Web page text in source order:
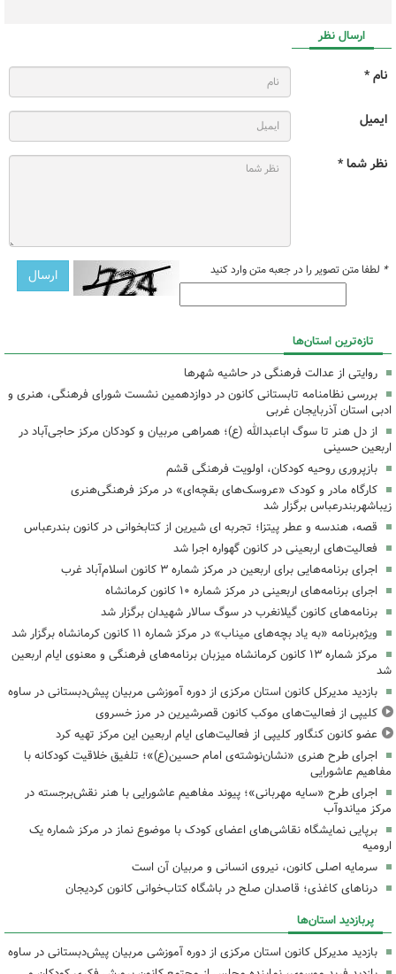
ارسال نظر
نام *
ایمیل
نظر شما *
* لطفا متن تصویر را در جعبه متن وارد کنید
تازه‌ترین استان‌ها
روایتی از عدالت فرهنگی در حاشیه شهرها
بررسی نظامنامه تابستانی کانون در دوازدهمین نشست شورای فرهنگی، هنری و
ادبی استان آذربایجان غربی
از دل هنر تا سوگ اباعبدالله (ع)؛ همراهی مربیان و کودکان مرکز حاجی‌آباد در
اربعین حسینی
بازپروری روحیه کودکان، اولویت فرهنگی قشم
کارگاه مادر و کودک «عروسک‌های بقچه‌ای» در مرکز فرهنگی‌هنری
زیباشهربندرعباس برگزار شد
قصه، هندسه و عطر پیتزا؛ تجربه ای شیرین از کتابخوانی در کانون بندرعباس
فعالیت‌های اربعینی در کانون گهواره اجرا شد
اجرای برنامه‌هایی برای اربعین در مرکز شماره ۳ کانون اسلام‌آباد غرب
اجرای برنامه‌های اربعینی در مرکز شماره ۱۰ کانون کرمانشاه
برنامه‌های کانون گیلانغرب در سوگ سالار شهیدان برگزار شد
ویژه‌برنامه «به یاد بچه‌های میناب» در مرکز شماره ۱۱ کانون کرمانشاه برگزار شد
مرکز شماره ۱۳ کانون کرمانشاه میزبان برنامه‌های فرهنگی و معنوی ایام اربعین
شد
بازدید مدیرکل کانون استان مرکزی از دوره آموزشی مربیان پیش‌دبستانی در ساوه
کلیپی از فعالیت‌های موکب کانون قصرشیرین در مرز خسروی
عضو کانون کنگاور کلیپی از فعالیت‌های ایام اربعین این مرکز تهیه کرد
اجرای طرح هنری «نشان‌نوشته‌ی امام حسین(ع)»؛ تلفیق خلاقیت کودکانه با
مفاهیم عاشورایی
اجرای طرح «سایه مهربانی»؛ پیوند مفاهیم عاشورایی با هنر نقش‌برجسته در
مرکز میاندوآب
برپایی نمایشگاه نقاشی‌های اعضای کودک با موضوع نماز در مرکز شماره یک
ارومیه
سرمایه اصلی کانون، نیروی انسانی و مربیان آن است
درناهای کاغذی؛ قاصدان صلح در باشگاه کتاب‌خوانی کانون کردیجان
پربازدید استان‌ها
بازدید مدیرکل کانون استان مرکزی از دوره آموزشی مربیان پیش‌دبستانی در ساوه